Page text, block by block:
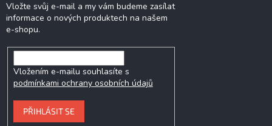
Vložte svůj e-mail a my vám budeme zasílat
informace o nových produktech na našem
e-shopu.
Vložením e-mailu souhlasíte s
podmínkami ochrany osobních údajů
PŘIHLÁSIT SE